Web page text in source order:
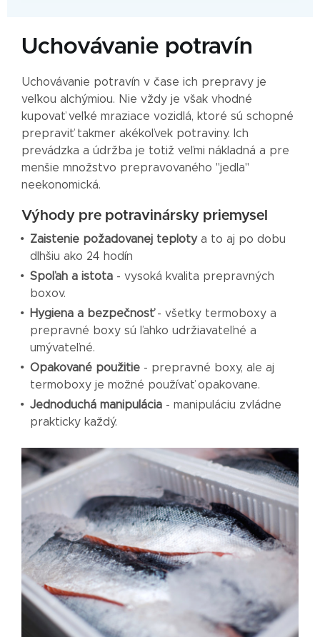
Uchovávanie potravín
Uchovávanie potravín v čase ich prepravy je
veľkou alchýmiou. Nie vždy je však vhodné
kupovať veľké mraziace vozidlá, ktoré sú schopné
prepraviť takmer akékoľvek potraviny. Ich
prevádzka a údržba je totiž veľmi nákladná a pre
menšie množstvo prepravovaného "jedla"
neekonomická.
Výhody pre potravinársky priemysel
Zaistenie požadovanej teplotya to aj po dobu
dlhšiu ako 24 hodín
Spoľah a istota - vysoká kvalita prepravných
boxov.
Hygiena a bezpečnosť- všetky termoboxy a
prepravné boxy sú ľahko udržiavateľné a
umývateľné.
Opakované použitie - prepravné boxy, ale aj
termoboxy je možné používať opakovane.
Jednoduchá manipulácia - manipuláciu zvládne
prakticky každý.